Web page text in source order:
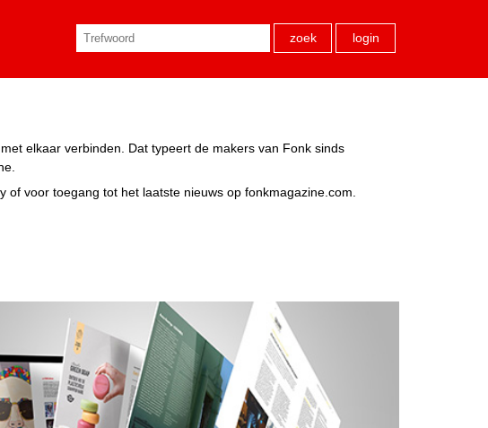
zoek login
elkaar verbinden. Dat typeert de makers van Fonk sinds
voor toegang tot het laatste nieuws op fonkmagazine.com.